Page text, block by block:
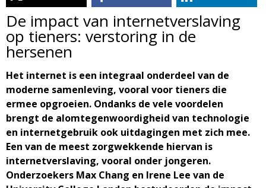
g
i
e
M
a
g
De impact van internetverslaving
op tieners: verstoring in de
hersenen
Het internet is een integraal onderdeel van de
moderne samenleving, vooral voor tieners die
ermee opgroeien. Ondanks de vele voordelen
brengt de alomtegenwoordigheid van technologie
en internetgebruik ook uitdagingen met zich mee.
Een van de meest zorgwekkende hiervan is
internetverslaving, vooral onder jongeren.
Onderzoekers Max Chang en Irene Lee van de